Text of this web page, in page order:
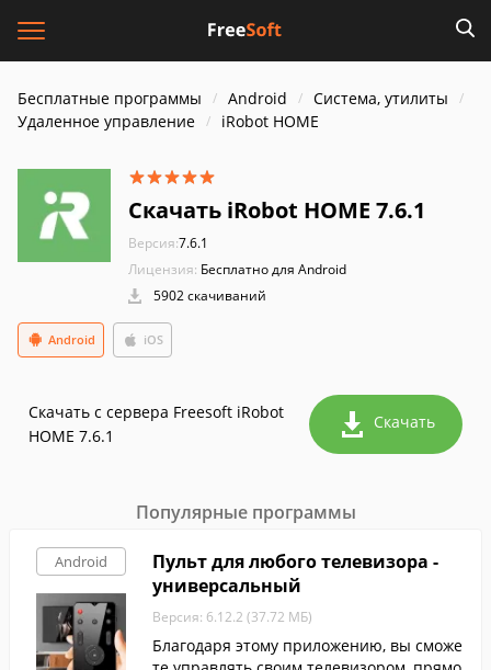
Бесплатные программы Android
Система, утилиты
Удаленное управление
iRobot HOME
Скачать iRobot HOME 7.6.1
Версия:7.6.1
Лицензия: Бесплатно для Android
5902 скачиваний
Android iOS
Скачать с сервера Freesoft iRobot
HOME 7.6.1
Скачать
Популярные программы
Android
Пульт для любого телевизора -
универсальный
Версия: 6.12.2 (37.72 МБ)
Благодаря этому приложению, вы сможе